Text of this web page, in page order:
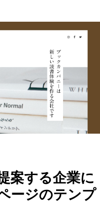
案する企業に
ージのテンプ